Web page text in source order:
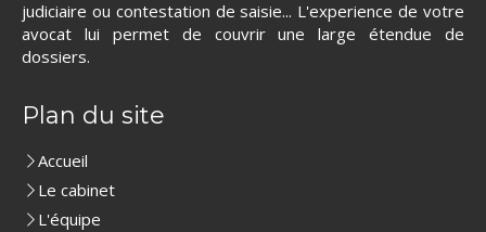
judiciaire ou contestation de saisie... L'experience de votre
avocat lui permet de couvrir une large étendue de
dossiers.
Plan du site
Accueil
Le cabinet
L'équipe